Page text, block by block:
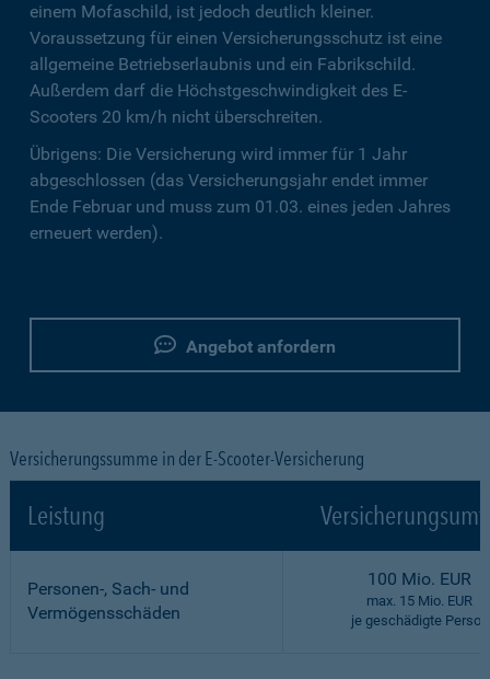
einem Mofaschild, ist jedoch deutlich kleiner.
Voraussetzung für einen Versicherungsschutz ist eine
allgemeine Betriebserlaubnis und ein Fabrikschild.
Außerdem darf die Höchstgeschwindigkeit des E-
Scooters 20 km/h nicht überschreiten.
Übrigens: Die Versicherung wird immer für 1 Jahr
abgeschlossen (das Versicherungsjahr endet immer
Ende Februar und muss zum 01.03. eines jeden Jahres
erneuert werden).
Angebot anfordern
Versicherungssumme in der E-Scooter-Versicherung
Leistung
Personen-, Sach- und
Vermögensschäden
100 Mio. EUR
max. 15 Mio. EUR
je geschädigte Person